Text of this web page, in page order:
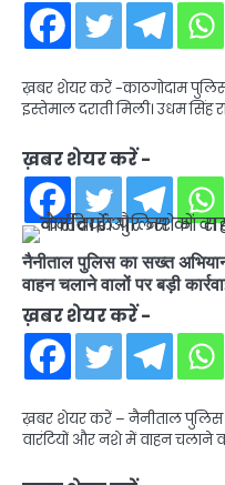
ख़बर शेयर करें -काठगोदाम पुलिस
इस्तेमाल दराती मिली। उधम सिंह
ख़बर शेयर करें -
नैनीताल पुलिस का सख्त
वाहन चलाने वालों पर बड़ी
ख़बर शेयर करें -
ख़बर शेयर करें – नैनीताल पुलिस
वारंटियों और नशे में वाहन चलाने